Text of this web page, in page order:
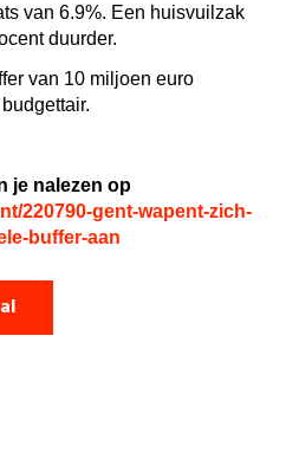
van 6.9%. Een huisvuilzak
duurder.
van 10 miljoen euro
je nalezen op
220790-gent-wapent-zich-
buffer-aan